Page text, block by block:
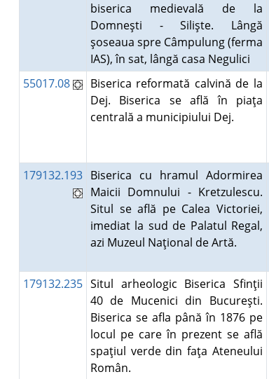
biserica medievală de la
Domneşti - Silişte. Lângă
şoseaua spre Câmpulung (ferma
IAS), în sat, lângă casa Negulici
55017.08
Biserica reformată calvină de la
Dej. Biserica se află în piaţa
centrală a municipiului Dej.
179132.193 Biserica cu hramul Adormirea
Maicii Domnului - Kretzulescu.
Situl se află pe Calea Victoriei,
imediat la sud de Palatul Regal,
azi Muzeul Naţional de Artă.
179132.235 Situl arheologic Biserica Sfinţii
40 de Mucenici din Bucureşti.
Biserica se afla până în 1876 pe
locul pe care în prezent se află
spaţiul verde din faţa Ateneului
Român.